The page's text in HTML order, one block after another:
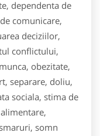
dependenta de
comunicare,
deciziilor,
conflictului,
obezitate,
separare, doliu,
sociala, stima de
somn